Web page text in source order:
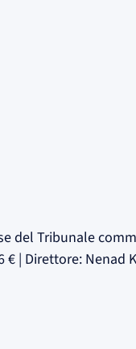
Tribunale
€ | Direttore: